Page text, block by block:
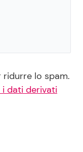
ridurre lo spam.
dati derivati